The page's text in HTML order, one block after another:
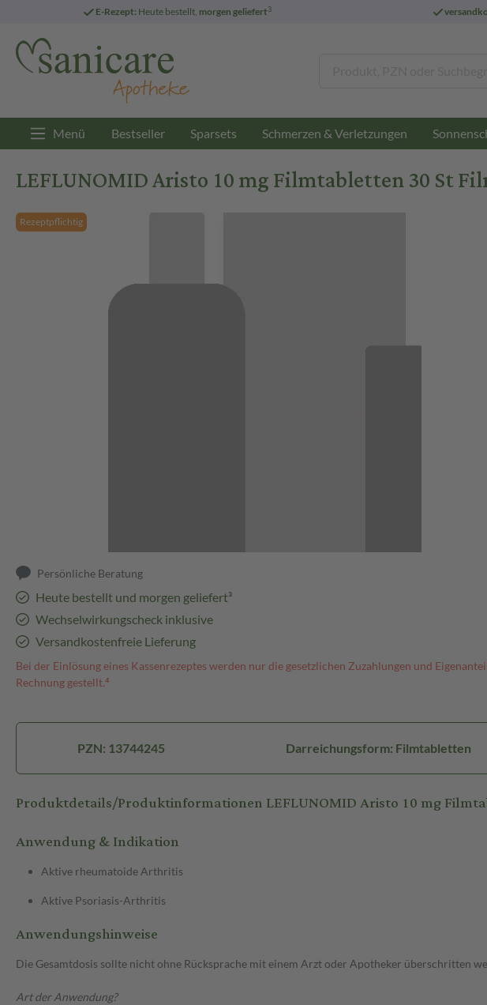
E-Rezept: Heute bestellt, morgen geliefert3
Menü Bestseller Sparsets Schmerzen & Verletzungen
LEFLUNOMID Aristo 10 mg Filmtabletten 30 St
Rezeptpflichtig
Persönliche Beratung
Heute bestellt und morgen geliefert³
Wechselwirkungscheck inklusive
Versandkostenfreie Lieferung
Bei der Einlösung eines Kassenrezeptes werden nur die gesetzlichen Zuzahlungen und
Rechnung gestellt.⁴
PZN: 13744245 Darreichungsform: Filmtabletten
Produktdetails/Produktinformationen LEFLUNOMID Aristo 10 mg
Anwendung & Indikation
Aktive rheumatoide Arthritis
Aktive Psoriasis-Arthritis
Anwendungshinweise
Die Gesamtdosis sollte nicht ohne Rücksprache mit einem Arzt oder Apotheker überschritten
Art der Anwendung?